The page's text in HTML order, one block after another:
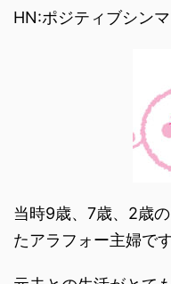
HN:ポジティブシン
当時9歳、7歳、2歳
たアラフォー主婦です